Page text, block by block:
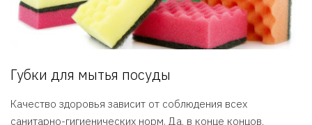
Губки для мытья посуды
Качество здоровья зависит от соблюдения всех
санитарно-гигиенических норм. Да, в конце концов,